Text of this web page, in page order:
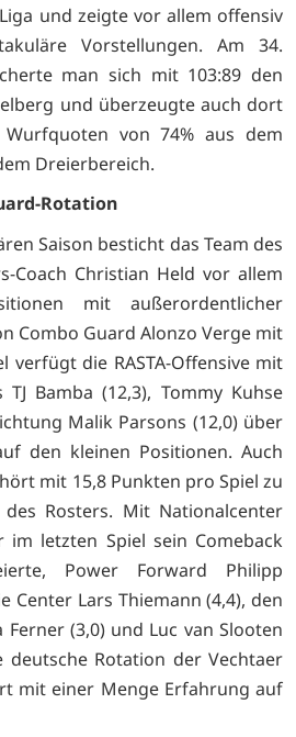
und zeigte vor allem offensiv
Vorstellungen. Am 34.
man sich mit 103:89 den
und überzeugte auch dort
von 74% aus dem
Dreierbereich.
Rotation
Saison besticht das Team des
Coach Christian Held vor allem
mit außerordentlicher
Combo Guard Alonzo Verge mit
verfügt die RASTA-Offensive mit
Bamba (12,3), Tommy Kuhse
Malik Parsons (12,0) über
den kleinen Positionen. Auch
mit 15,8 Punkten pro Spiel zu
Rosters. Mit Nationalcenter
im letzten Spiel sein Comeback
Power Forward Philipp
Center Lars Thiemann (4,4), den
Ferner (3,0) und Luc van Slooten
deutsche Rotation der Vechtaer
mit einer Menge Erfahrung auf